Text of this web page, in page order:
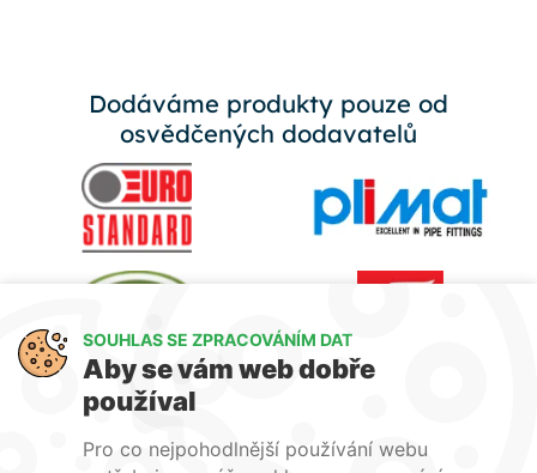
Dodáváme produkty pouze od
osvědčených dodavatelů
SOUHLAS SE ZPRACOVÁNÍM DAT
Aby se vám web dobře
používal
Pro co nejpohodlnější používání webu